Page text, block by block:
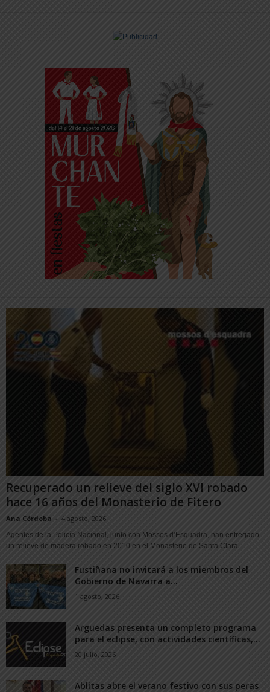
Recuperado un relieve del siglo XVI robado
hace 16 años del Monasterio de Fitero
Ana Córdoba - 4 agosto, 2026
Agentes de la Policía Nacional, junto con Mossos d’Esquadra, han entregado
un relieve de madera robado en 2010 en el Monasterio de Santa Clara...
Fustiñana no invitará a los miembros del
Gobierno de Navarra a...
1 agosto, 2026
Arguedas presenta un completo programa
para el eclipse, con actividades científicas,...
20 julio, 2026
Ablitas abre el verano festivo con sus peras